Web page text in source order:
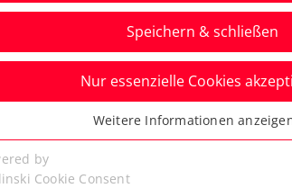
La Bisbal
weiterer
Speichern & schließen
Nur essenzielle Cookies
Cookies werden für grundlegende
benötigt. Dadurch ist gewährleistet,
Weitere Informationen
by
Cookie Consent